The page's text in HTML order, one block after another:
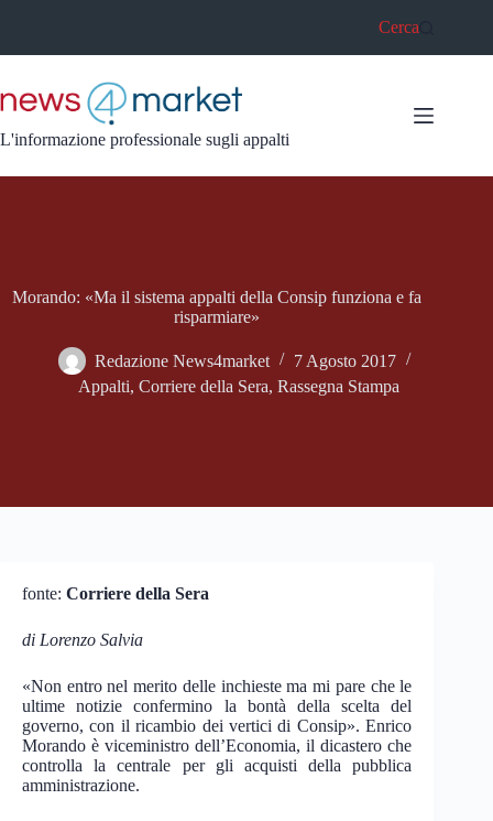
Cerca
L'informazione professionale sugli appalti
Morando: «Ma il sistema appalti della Consip funziona e fa
risparmiare»
Redazione News4market
7 Agosto 2017
Appalti,Corriere della Sera,Rassegna Stampa
fonte: Corriere della Sera
di Lorenzo Salvia
«Non entro nel merito delle inchieste ma mi pare che le
ultime notizie confermino la bontà della scelta del
governo, con il ricambio dei vertici di Consip». Enrico
Morando è viceministro dell’Economia, il dicastero che
controlla la centrale per gli acquisti della pubblica
amministrazione.